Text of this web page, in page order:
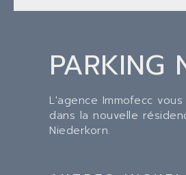
PARKING
L'agence Immofecc
dans la nouvelle
Niederkorn.